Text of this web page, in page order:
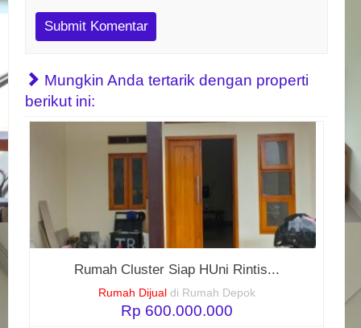
Mungkin Anda tertarik dengan properti
berikut ini:
Rumah Cluster Siap HUni Rintis...
Rumah Dijual di Rumah Depok
Rp 600.000.000